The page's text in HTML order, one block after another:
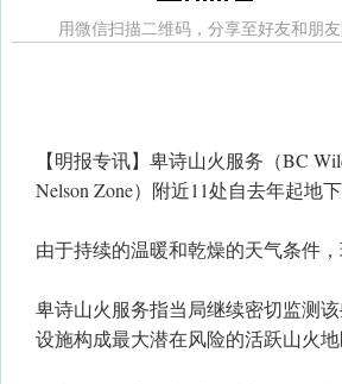
用微信扫描二维码，分享至好友和朋
【明报专讯】卑诗山火服务（BC
Nelson Zone）附近11处自去年起地
由于持续的温暖和乾燥的天气条件
卑诗山火服务指当局继续密切监测
设施构成最大潜在风险的活跃山火地